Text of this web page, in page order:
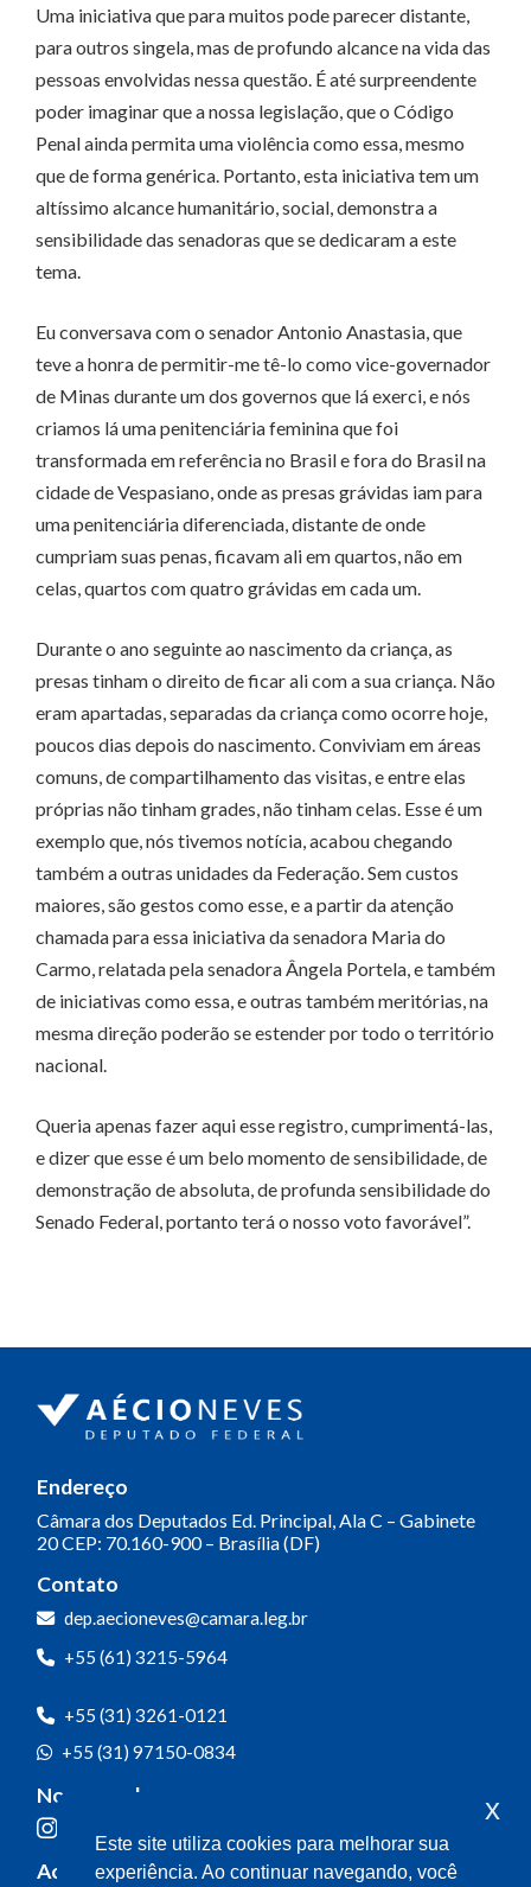
Uma iniciativa que para muitos pode parecer distante,
para outros singela, mas de profundo alcance na vida das
pessoas envolvidas nessa questão. É até surpreendente
poder imaginar que a nossa legislação, que o Código
Penal ainda permita uma violência como essa, mesmo
que de forma genérica. Portanto, esta iniciativa tem um
altíssimo alcance humanitário, social, demonstra a
sensibilidade das senadoras que se dedicaram a este
tema.
Eu conversava com o senador Antonio Anastasia, que
teve a honra de permitir-me tê-lo como vice-governador
de Minas durante um dos governos que lá exerci, e nós
criamos lá uma penitenciária feminina que foi
transformada em referência no Brasil e fora do Brasil na
cidade de Vespasiano, onde as presas grávidas iam para
uma penitenciária diferenciada, distante de onde
cumpriam suas penas, ficavam ali em quartos, não em
celas, quartos com quatro grávidas em cada um.
Durante o ano seguinte ao nascimento da criança, as
presas tinham o direito de ficar ali com a sua criança. Não
eram apartadas, separadas da criança como ocorre hoje,
poucos dias depois do nascimento. Conviviam em áreas
comuns, de compartilhamento das visitas, e entre elas
próprias não tinham grades, não tinham celas. Esse é um
exemplo que, nós tivemos notícia, acabou chegando
também a outras unidades da Federação. Sem custos
maiores, são gestos como esse, e a partir da atenção
chamada para essa iniciativa da senadora Maria do
Carmo, relatada pela senadora Ângela Portela, e também
de iniciativas como essa, e outras também meritórias, na
mesma direção poderão se estender por todo o território
nacional.
Queria apenas fazer aqui esse registro, cumprimentá-las,
e dizer que esse é um belo momento de sensibilidade, de
demonstração de absoluta, de profunda sensibilidade do
Senado Federal, portanto terá o nosso voto favorável”.
Endereço
Câmara dos Deputados Ed. Principal, Ala C – Gabinete
20CEP: 70.160-900 – Brasília (DF)
Contato
dep.aecioneves@camara.leg.br
+55 (61) 3215-5964
+55 (31) 3261-0121
+55 (31) 97150-0834
Nossas redes
Acompanhe o meu mandato
Este site utiliza cookies para melhorar sua
experiência. Ao continuar navegando, você
x